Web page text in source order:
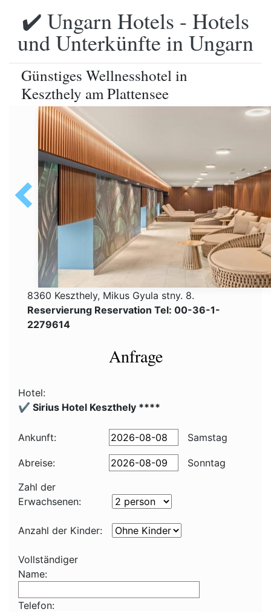
✔️ Ungarn Hotels - Hotels
und Unterkünfte in Ungarn
Günstiges Wellnesshotel in
Keszthely am Plattensee
8360 Keszthely, Mikus Gyula stny. 8.
Reservierung Reservation Tel: 00-36-1-
2279614
Anfrage
Hotel:
✔️ Sirius Hotel Keszthely ****
Ankunft: Samstag
Abreise:
Sonntag
Zahl der
Erwachsenen:
Anzahl der Kinder:
Vollständiger
Name:
Telefon: